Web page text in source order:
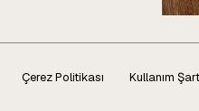
Çerez Politikası Kullanım